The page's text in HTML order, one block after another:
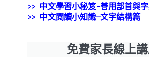
>> 中文學習小秘笈-善用部首與
>> 中文閱讀小知識—文字結構篇
免費家長線上